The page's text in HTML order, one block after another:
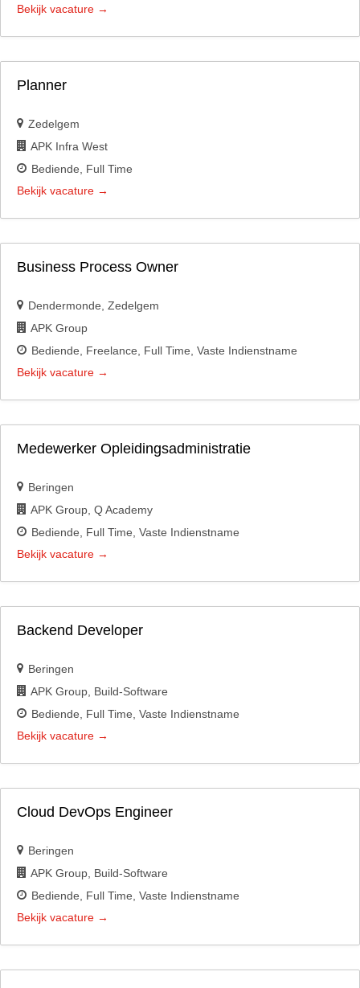
Bekijk vacature
Planner
Zedelgem
APK Infra West
Bediende
Full Time
Bekijk vacature
Business Process Owner
Dendermonde Zedelgem
APK Group
Bediende
Freelance Full Time Vaste Indienstname
Bekijk vacature
Medewerker Opleidingsadministratie
Beringen
APK Group Q Academy
Bediende
Full Time Vaste Indienstname
Bekijk vacature
Backend Developer
Beringen
APK Group Build-Software
Bediende
Full Time Vaste Indienstname
Bekijk vacature
Cloud DevOps Engineer
Beringen
APK Group Build-Software
Bediende
Full Time Vaste Indienstname
Bekijk vacature